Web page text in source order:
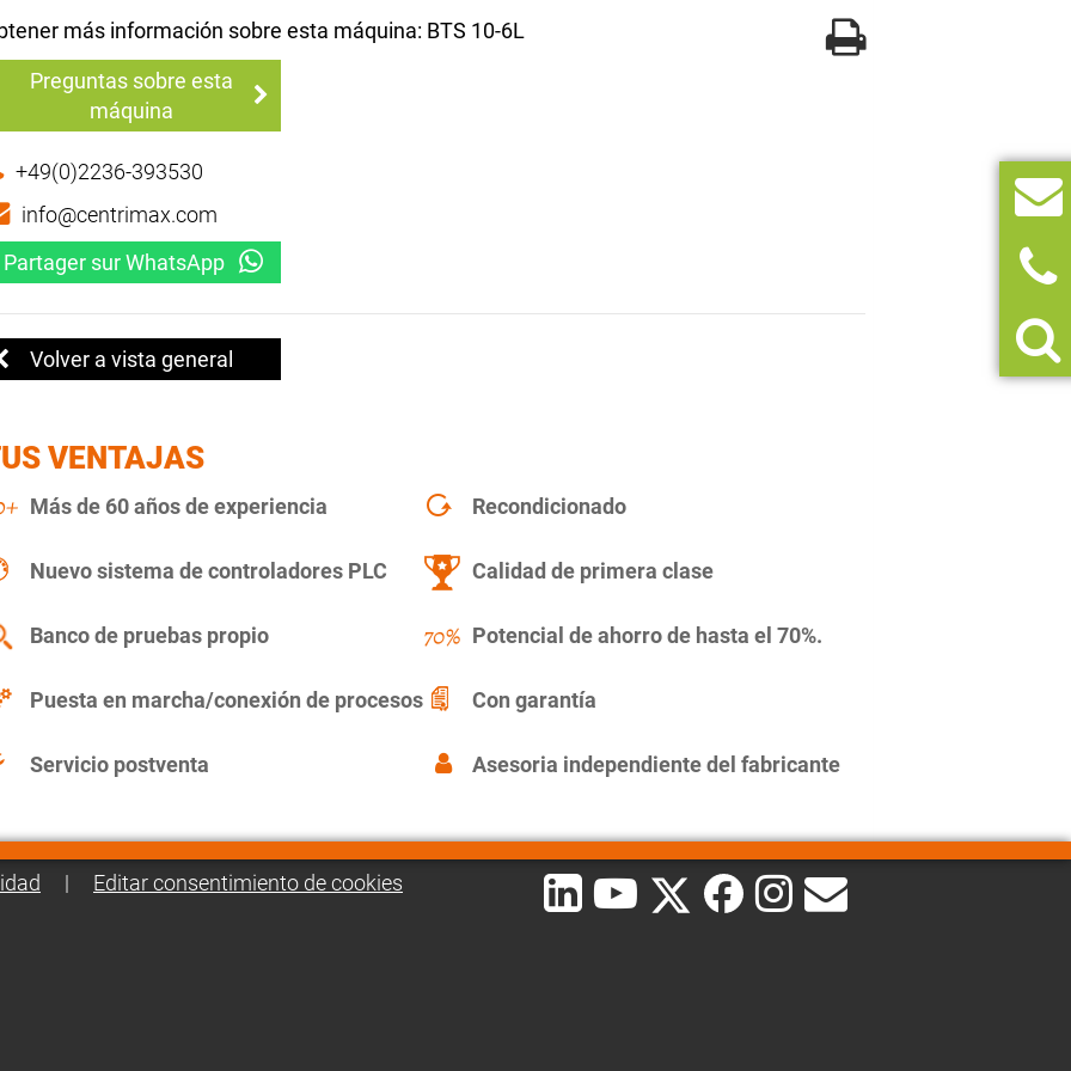
más información sobre esta máquina: BTS 10-6L
Preguntas sobre esta
máquina
+49(0)2236-393530
info@centrimax.com
Partager sur WhatsApp
Volver a vista general
VENTAJAS
Más de 60 años de experiencia Recondicionado
Nuevo sistema de controladores PLC Calidad de primera clase
Banco de pruebas propio Potencial de ahorro de hasta el 70%.
Puesta en marcha/conexión de procesos Con garantía
Servicio postventa Asesoria independiente del fabricante
| Editar consentimiento de cookies